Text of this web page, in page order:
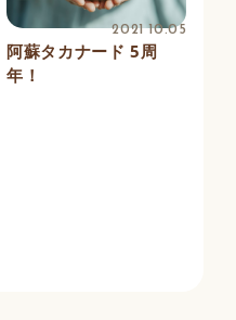
2021 10.05
阿蘇タカナード 5周
年！